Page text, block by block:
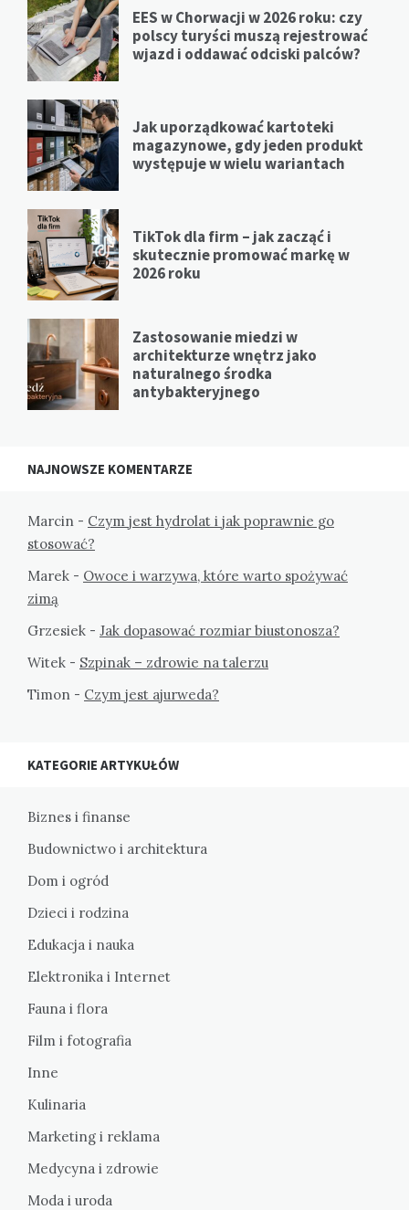
EES w Chorwacji w 2026 roku: czy
polscy turyści muszą rejestrować
wjazd i oddawać odciski palców?
Jak uporządkować kartoteki
magazynowe, gdy jeden produkt
występuje w wielu wariantach
TikTok dla firm – jak zacząć i
skutecznie promować markę w
2026 roku
Zastosowanie miedzi w
architekturze wnętrz jako
naturalnego środka
antybakteryjnego
NAJNOWSZE KOMENTARZE
Marcin - Czym jest hydrolat i jak poprawnie go
stosować?
Marek - Owoce i warzywa, które warto spożywać
zimą
Grzesiek - Jak dopasować rozmiar biustonosza?
Witek - Szpinak – zdrowie na talerzu
Timon - Czym jest ajurweda?
KATEGORIE ARTYKUŁÓW
Biznes i finanse
Budownictwo i architektura
Dom i ogród
Dzieci i rodzina
Edukacja i nauka
Elektronika i Internet
Fauna i flora
Film i fotografia
Inne
Kulinaria
Marketing i reklama
Medycyna i zdrowie
Moda i uroda